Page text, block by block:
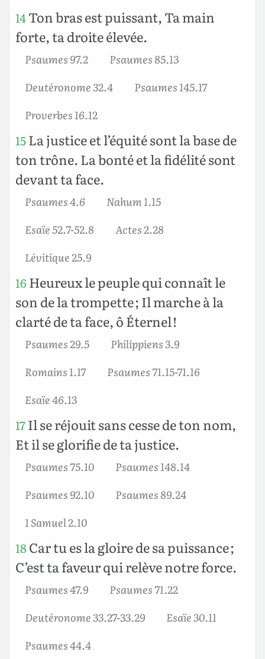
14Ton bras est puissant, Ta main
forte, ta droite élevée.
Psaumes 97.2
Psaumes 85.13
Deutéronome 32.4
Psaumes 145.17
Proverbes 16.12
15La justice et l’équité sont la base de
ton trône. La bonté et la fidélité sont
devant ta face.
Psaumes 4.6
Nahum 1.15
Esaïe 52.7-52.8
Actes 2.28
Lévitique 25.9
16 Heureux le peuple qui connaît le
son de la trompette ; Il marche à la
clarté de ta face, ô Éternel !
Psaumes 29.5
Philippiens 3.9
Romains 1.17
Psaumes 71.15-71.16
Esaïe 46.13
17Il se réjouit sans cesse de ton nom,
Et il se glorifie de ta justice.
Psaumes 75.10
Psaumes 148.14
Psaumes 92.10
Psaumes 89.24
1 Samuel 2.10
18Car tu es la gloire de sa puissance ;
C’est ta faveur qui relève notre force.
Psaumes 47.9
Psaumes 71.22
Deutéronome 33.27-33.29
Esaïe 30.11
Psaumes 44.4